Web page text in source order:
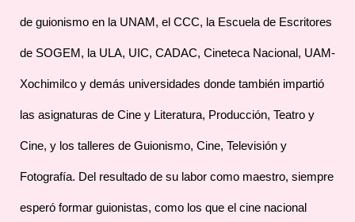
de guionismo en la UNAM, el CCC, la Escuela de Escritores
de SOGEM, la ULA, UIC, CADAC, Cineteca Nacional, UAM-
Xochimilco y demás universidades donde también impartió
las asignaturas de Cine y Literatura, Producción, Teatro y
Cine, y los talleres de Guionismo, Cine, Televisión y
Fotografía. Del resultado de su labor como maestro, siempre
esperó formar guionistas, como los que el cine nacional